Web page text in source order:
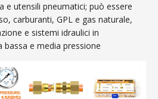
e utensili pneumatici; può essere
carburanti, GPL e gas naturale,
e sistemi idraulici in
bassa e media pressione